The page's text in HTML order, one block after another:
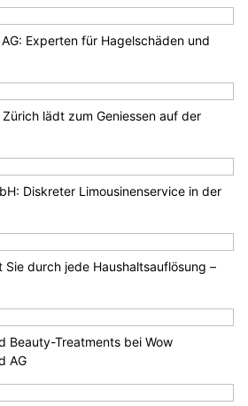
Experten für Hagelschäden und
lädt zum Geniessen auf der
Diskreter Limousinenservice in der
durch jede Haushaltsauflösung –
Beauty-Treatments bei Wow
AG